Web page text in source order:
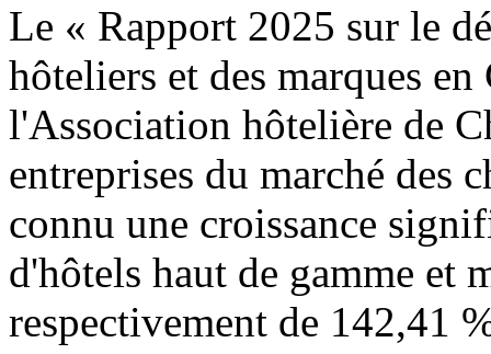
Le « Rapport 2025 sur le
hôteliers et des marques
l'Association hôtelière de
entreprises du marché des
connu une croissance
d'hôtels haut de gamme et
respectivement de 142,41